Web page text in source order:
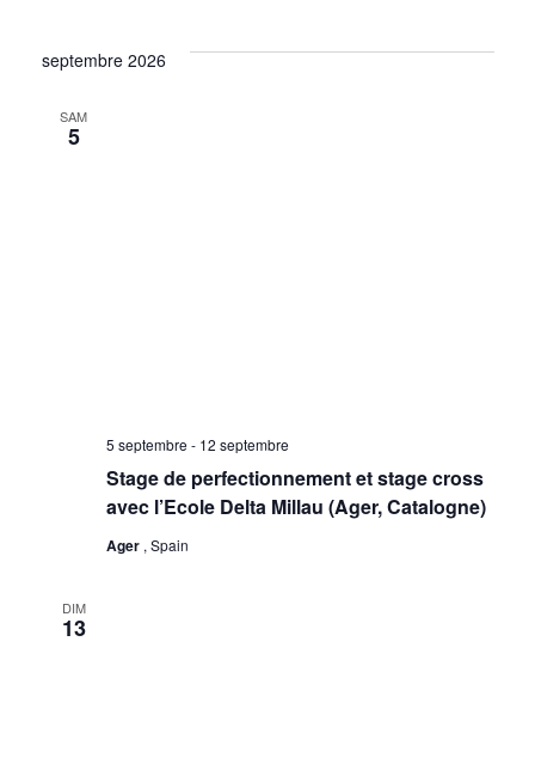
septembre 2026
SAM
5
Stage de perfectionnement et stage cross
avec l’Ecole Delta Millau (Ager, Catalogne)
5 septembre - 12 septembre
Ager , Spain
DIM
13